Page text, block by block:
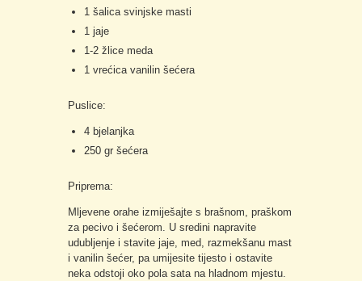
1 šalica svinjske masti
1 jaje
1-2 žlice meda
1 vrećica vanilin šećera
Puslice:
4 bjelanjka
250 gr šećera
Priprema:
Mljevene orahe izmiješajte s brašnom, praškom
za pecivo i šećerom. U sredini napravite
udubljenje i stavite jaje, med, razmekšanu mast
i vanilin šećer, pa umijesite tijesto i ostavite
neka odstoji oko pola sata na hladnom mjestu.